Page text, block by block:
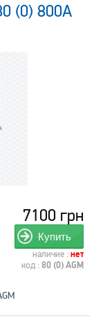
(0) 800А
7100 грн
Купить
наличие : нет
код : 80 (0) AGM